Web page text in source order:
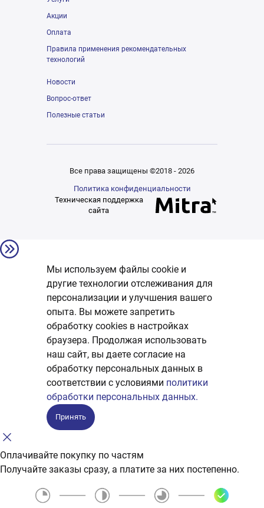
Акции
Оплата
Правила применения рекомендательных
технологий
Новости
Вопрос-ответ
Полезные статьи
Все права защищены ©2018 - 2026
Политика конфиденциальности
Техническая поддержка
сайта
Мы используем файлы cookie и
другие технологии отслеживания для
персонализации и улучшения вашего
опыта. Вы можете запретить
обработку сookies в настройках
браузера. Продолжая использовать
наш сайт, вы даете согласие на
обработку персональных данных в
соответствии с условиями политики
обработки персональных данных.
Принять
Оплачивайте покупку по частям
Получайте заказы сразу, а платите за них постепенно.